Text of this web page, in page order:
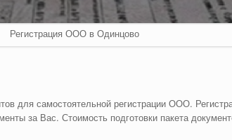
Регистрация ООО в Одинцово
для самостоятельной регистрации ООО.
за Вас. Стоимость подготовки пакета